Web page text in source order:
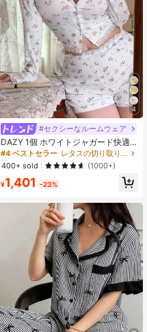
4
#セクシーなルームウェア
DAZY 1個 ホワイトジャガード快適
ルームウェアセット ホワイトパジャ
マセット 秋冬服
#4 ベストセラー
レタスの切り取り 女性用パジャマ
400+ sold
(1000+)
¥1,401 -23%